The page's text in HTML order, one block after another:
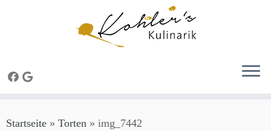
Inhalt
Startseite » Torten » img_7442